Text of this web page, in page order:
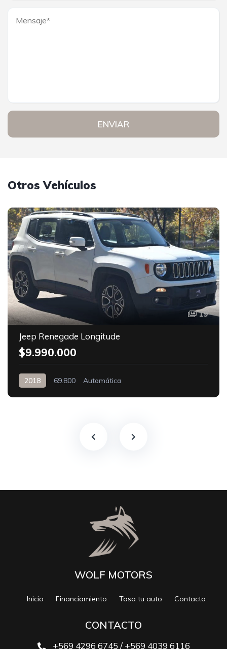
ENVIAR
Otros Vehículos
19
Jeep Renegade Longitude
$9.990.000
2018 69.800 Automática
WOLF MOTORS
Inicio Financiamiento Tasa tu auto Contacto
CONTACTO
+569 4296 6745 / +569 4039 6116